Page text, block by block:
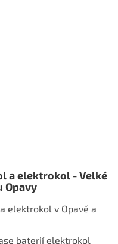
a elektrokol - Velké
Opavy
elektrokol v Opavě a
baterií elektrokol